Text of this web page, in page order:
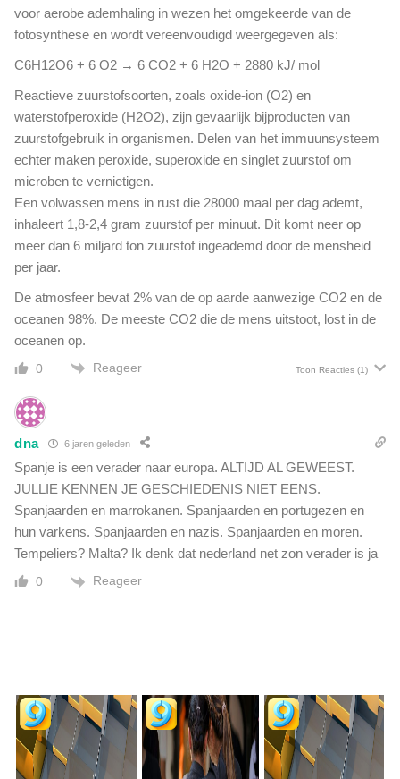
voor aerobe ademhaling in wezen het omgekeerde van de
fotosynthese en wordt vereenvoudigd weergegeven als:
C6H12O6 + 6 O2 → 6 CO2 + 6 H2O + 2880 kJ/ mol
Reactieve zuurstofsoorten, zoals oxide-ion (O2) en
waterstofperoxide (H2O2), zijn gevaarlijk bijproducten van
zuurstofgebruik in organismen. Delen van het immuunsysteem
echter maken peroxide, superoxide en singlet zuurstof om
microben te vernietigen.
Een volwassen mens in rust die 28000 maal per dag ademt,
inhaleert 1,8-2,4 gram zuurstof per minuut. Dit komt neer op
meer dan 6 miljard ton zuurstof ingeademd door de mensheid
per jaar.
De atmosfeer bevat 2% van de op aarde aanwezige CO2 en de
oceanen 98%. De meeste CO2 die de mens uitstoot, lost in de
oceanen op.
0 Reageer Toon Reacties (1)
dna 6 jaren geleden
Spanje is een verader naar europa. ALTIJD AL GEWEEST.
JULLIE KENNEN JE GESCHIEDENIS NIET EENS.
Spanjaarden en marrokanen. Spanjaarden en portugezen en
hun varkens. Spanjaarden en nazis. Spanjaarden en moren.
Tempeliers? Malta? Ik denk dat nederland net zon verader is ja
0 Reageer